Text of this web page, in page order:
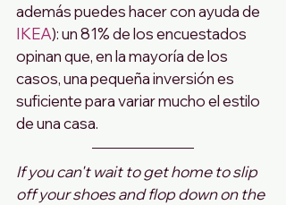
además puedes hacer con ayuda de
IKEA): un 81% de los encuestados
opinan que, en la mayoría de los
casos, una pequeña inversión es
suficiente para variar mucho el estilo
de una casa.
If you can't wait to get home to slip
off your shoes and flop down on the